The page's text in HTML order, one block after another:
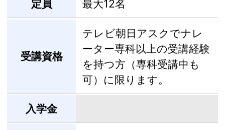
定員 最大12名
受講資格
テレビ朝日アスクでナレ
ーター専科以上の受講経験
を持つ方（専科受講中も
可）に限ります。
入学金